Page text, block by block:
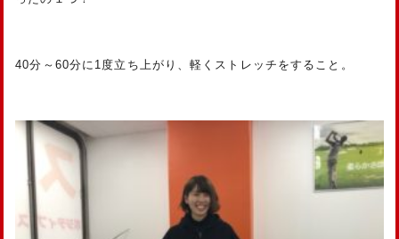
40分～60分に1度立ち上がり、軽くストレッチをすること。